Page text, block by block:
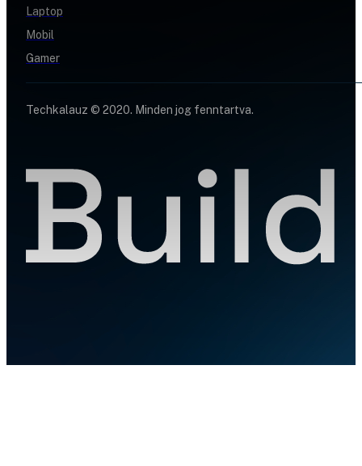
Laptop
Mobil
Gamer
Techkalauz © 2020. Minden jog fenntartva.